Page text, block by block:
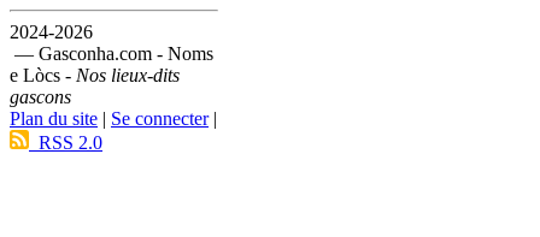
2024-2026
— Gasconha.com - Noms
e Lòcs - Nos lieux-dits
gascons
Plan du site | Se connecter|
RSS 2.0